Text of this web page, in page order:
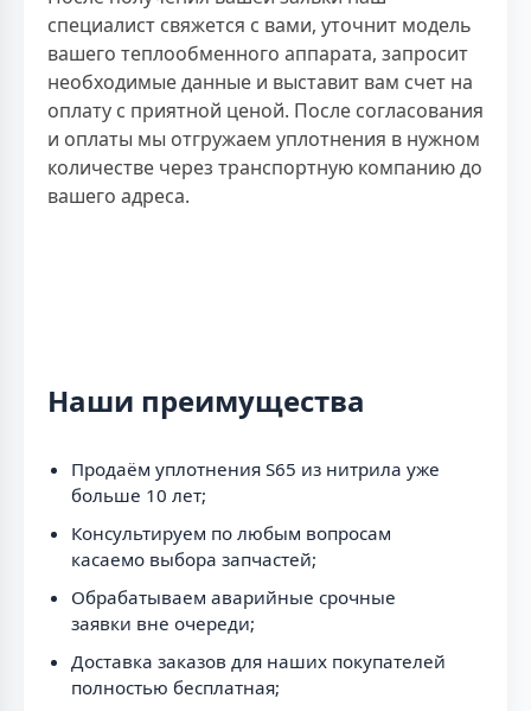
специалист свяжется с вами, уточнит модель
вашего теплообменного аппарата, запросит
необходимые данные и выставит вам счет на
оплату с приятной ценой. После согласования
и оплаты мы отгружаем уплотнения в нужном
количестве через транспортную компанию до
вашего адреса.
Наши преимущества
Продаём уплотнения S65 из нитрила уже
больше 10 лет;
Консультируем по любым вопросам
касаемо выбора запчастей;
Обрабатываем аварийные срочные
заявки вне очереди;
Доставка заказов для наших покупателей
полностью бесплатная;